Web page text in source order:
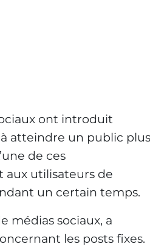
ont introduit
atteindre un public plus
de ces
aux utilisateurs de
un certain temps.
médias sociaux, a
les posts fixes.